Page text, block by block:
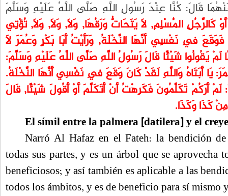
قَالَ: كُنَّا عِنْدَ رَسُولِ اللَّهِ صَلَّى اللَّهُ عَلَيْهِ وَسَلَّمَ
الْمُسْلِمِ, لَا يَتَحَاتُّ وَرَقُهَا, وَلَا, وَلَا, وَلَا, تُؤْتِي
فِي نَفْسِي أَنَّهَا النَّخْلَةُ, وَرَأَيْتُ أَبَا بَكْرٍ وَعُمَرَ لَا
لَمْ يَقُولُوا شَيْئًا قَالَ رَسُولُ اللَّهِ صَلَّى اللَّهُ عَلَيْهِ وَسَلَّمَ:
يَا أَبَتَاهُ وَاللَّهِ لَقَدْ كَانَ وَقَعَ فِي نَفْسِي أَنَّهَا النَّخْلَةُ.
أَرَكُمْ تَكَلَّمُونَ فَكَرِهْتُ أَنْ أَتَكَلَّمَ أَوْ أَقُولَ شَيْئًا, قَالَ
كَذَا وَكَذَا.
El símil entre la palmera [datilera] y el
Narró Al Hafaz en el Fateh: la bendición
todas sus partes, y es un árbol que se aprovecha
beneficiosos; y así también es aplicable a las
todos los ámbitos, y es de beneficio para sí